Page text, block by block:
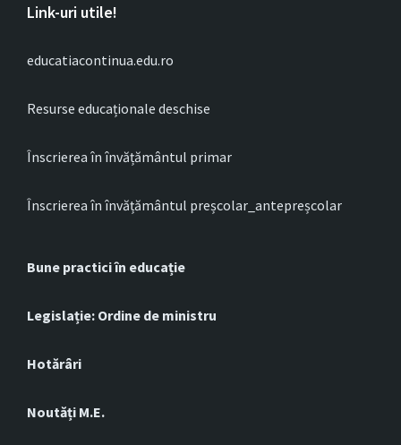
Link-uri utile!
educatiacontinua.edu.ro
Resurse educaționale deschise
Înscrierea în învățământul primar
Înscrierea în învățământul preșcolar_antepreșcolar
Bune practici în educație
Legislație: Ordine de ministru
Hotărâri
Noutăți M.E.